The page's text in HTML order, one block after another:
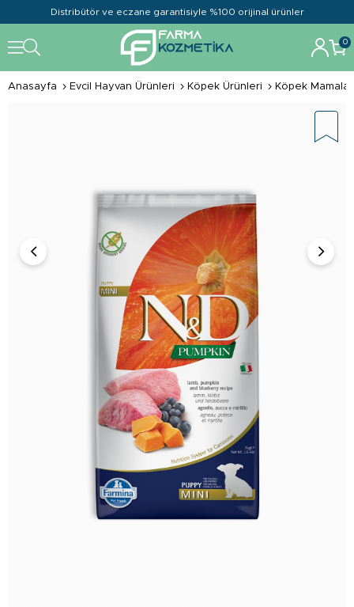
Distribütör ve eczane garantisiyle %100 orijinal ürünler
0
Anasayfa Evcil Hayvan Ürünleri Köpek Ürünleri Köpek